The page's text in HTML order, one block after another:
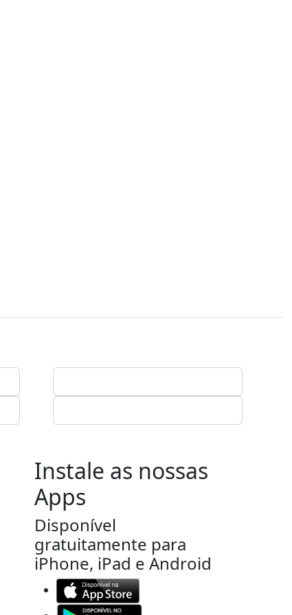
Instale as nossas
Apps
Disponível
gratuitamente para
iPhone, iPad e Android